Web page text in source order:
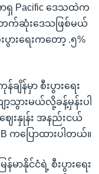
ရှ Pacific ဒေသထဲက
တက်ဆုံးဒေသဖြစ်မယ်
ပွားရေးကတော့ .၅%
န်မှာ စီးပွားရေး
သွားမယ်လို့ခန့်မှန်းပါ
းနှုန်း အနည်းငယ်
ပြောထားပါတယ်။
မာနိုင်ငံရဲ့ စီးပွားရေး